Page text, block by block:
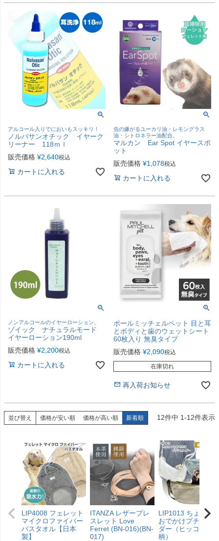
アルコール入りでにおいもスッキリ！
ノルバサンオチック イヤーク
リーナー 118ｍｌ
販売価格 ¥2,640税込
カートに入れる
虫の嫌がるユーカリ油・レモングラス
油・シトロネラー油配合。
マルカン Ear Spot イヤースポ
ット
販売価格 ¥1,078税込
カートに入れる
ノンアルコールのイヤーローション。
ゾイック ナチュラルモード
イヤーローション190ml
販売価格 ¥2,200税込
カートに入れる
ポールミッチェルペット 目と耳
とボディと歯のウェットシート
60枚入り 無臭タイプ
販売価格 ¥2,090税込
在庫切れ
再入荷お知らせ
並び替え 価格が安い順 価格が高い順 新着順 12件中 1-12件表示
LIP4008 フェレット
マイクロファイバー
バスタオル【日本
製】
ITANZA レザーブレ
スレット Love
Ferret (BN-016)(BN-
017)
LIP1013 ちょこっ
おでかけプチショ
ダー（ヒッコリー
柄）